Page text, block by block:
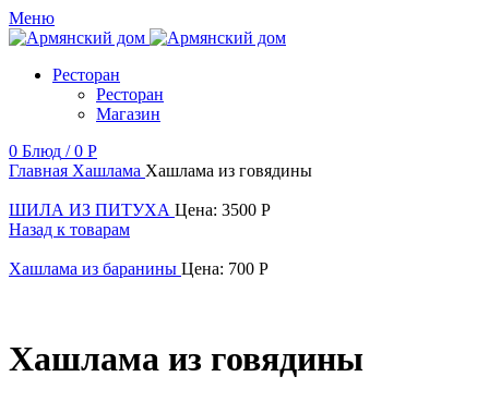
Меню
Ресторан
Ресторан
Магазин
0 Блюд / 0 Р
Главная Хашлама Хашлама из говядины
ШИЛА ИЗ ПИТУХА Цена: 3500 Р
Назад к товарам
Хашлама из баранины Цена: 700 Р
Хашлама из говядины